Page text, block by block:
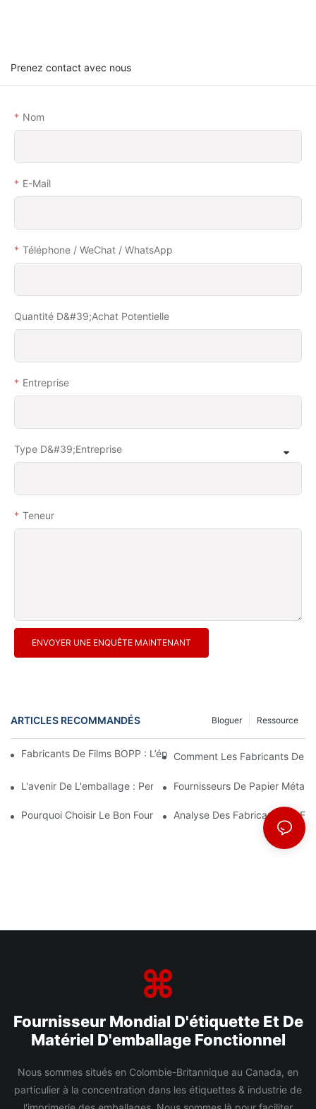
Prenez contact avec nous
Nom
E-Mail
Téléphone / WeChat / WhatsApp
Quantité D&#39;achat Potentielle
Entreprise
Type D&#39;entreprise
Teneur
ENVOYER UNE ENQUÊTE MAINTENANT
ARTICLES RECOMMANDÉS Ressource
Bloguer
Fabricants De Films BOPP : L’épine Dorsale De L’emballage
Comment Les Fabricants De
L'avenir De L'emballage : Perspectives Des Principaux
Fournisseurs De Papier
Pourquoi Choisir Le Bon Fournisseur De Film BOPP Est
Analyse Des Fabricants De
Fournisseur Mondial D'étiquette Et De
Matériel D'emballage Fonctionnel
Nous sommes situés en Colombie-Britannique au Canada, en
particulier à la concentration dans les étiquettes & industrie de